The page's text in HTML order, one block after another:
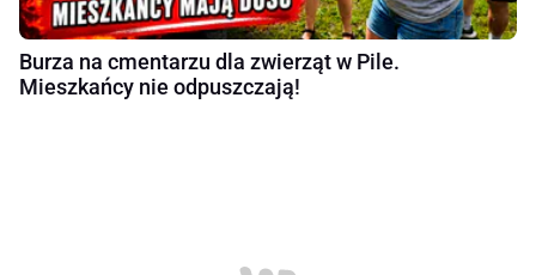
Burza na cmentarzu dla zwierząt w Pile.
Mieszkańcy nie odpuszczają!